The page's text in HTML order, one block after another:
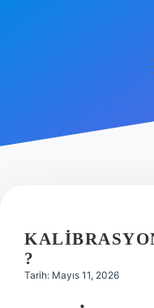
Hakkımızda
?
Tarih: Mayıs 11, 2026